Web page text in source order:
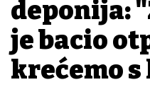
deponija:
je bacio
krećemo